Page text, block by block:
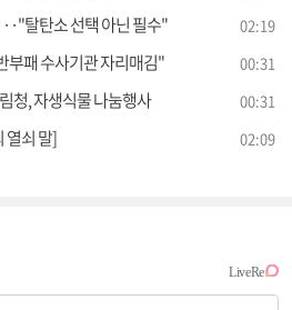
탈탄소 선택 아닌 필수" 02:19
부패 수사기관 자리매김" 00:31
청, 자생식물 나눔행사 00:31
열쇠 말] 02:09